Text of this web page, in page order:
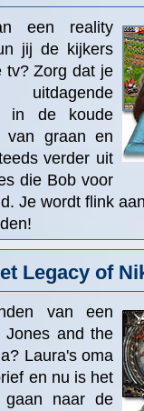
een reality
jij de kijkers
tv? Zorg dat je
in de koude
van graan en
verder uit
die Bob voor
Je wordt flink
Legacy of
van een
Jones and the
Laura's oma
en nu is het
naar de